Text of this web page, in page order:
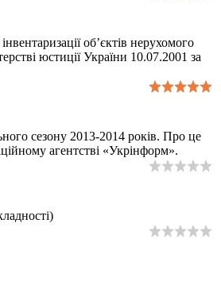
об’єктів нерухомого
юстиції України 10.07.2001 за
сезону 2013-2014 років. Про це
агентстві «Укрінформ».